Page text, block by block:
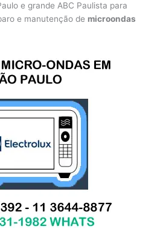
e grande ABC Paulista para
e manutenção de microondas